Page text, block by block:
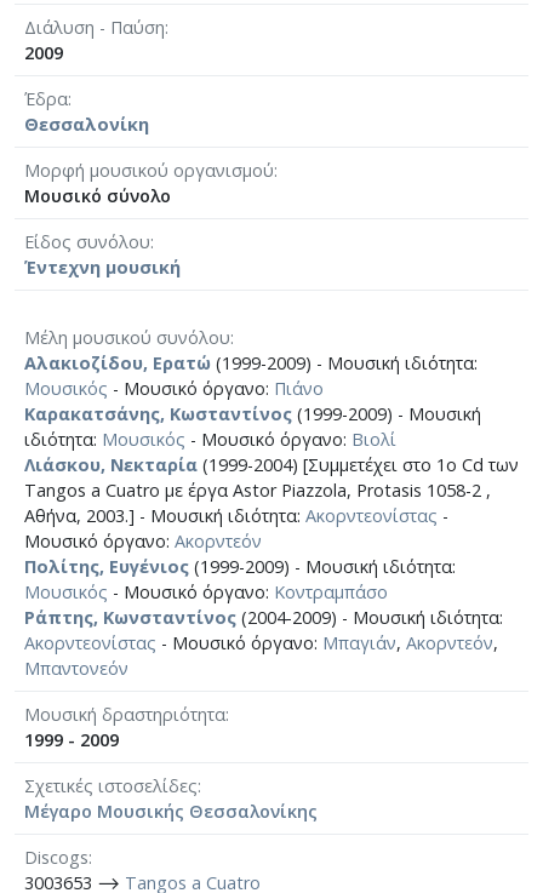
Διάλυση - Παύση
2009
Έδρα
Θεσσαλονίκη
Μορφή μουσικού οργανισμού
Μουσικό σύνολο
Είδος συνόλου
Έντεχνη μουσική
Μέλη μουσικού συνόλου
Αλακιοζίδου, Ερατώ (1999-2009) - Μουσική ιδιότητα:
Μουσικός - Μουσικό όργανο: Πιάνο
Καρακατσάνης, Κωσταντίνος (1999-2009) - Μουσική
ιδιότητα: Μουσικός - Μουσικό όργανο: Βιολί
Λιάσκου, Νεκταρία (1999-2004) [Συμμετέχει στο 1ο Cd των
Tangos a Cuatro με έργα Astor Piazzola, Protasis 1058-2 ,
Αθήνα, 2003.] - Μουσική ιδιότητα: Ακορντεονίστας -
Μουσικό όργανο: Ακορντεόν
Πολίτης, Ευγένιος (1999-2009) - Μουσική ιδιότητα:
Μουσικός - Μουσικό όργανο: Κοντραμπάσο
Ράπτης, Κωνσταντίνος (2004-2009) - Μουσική ιδιότητα:
Ακορντεονίστας - Μουσικό όργανο: Μπαγιάν, Ακορντεόν,
Μπαντονεόν
Μουσική δραστηριότητα
1999 - 2009
Σχετικές ιστοσελίδες
Μέγαρο Μουσικής Θεσσαλονίκης
Discogs
3003653 ⟶ Tangos a Cuatro